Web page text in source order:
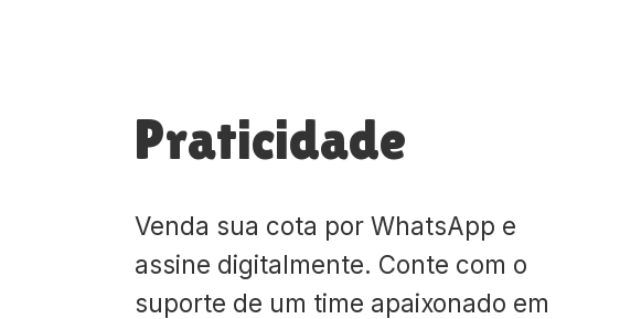
Praticidade
Venda sua cota por WhatsApp e
assine digitalmente. Conte com o
suporte de um time apaixonado em